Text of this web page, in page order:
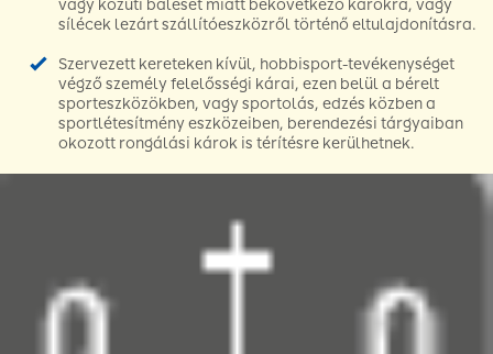
vagy közúti baleset miatt bekövetkező károkra, vagy
sílécek lezárt szállítóeszközről történő eltulajdonításra.
Szervezett kereteken kívül, hobbisport-tevékenységet
végző személy felelősségi kárai, ezen belül a bérelt
sporteszközökben, vagy sportolás, edzés közben a
sportlétesítmény eszközeiben, berendezési tárgyaiban
okozott rongálási károk is térítésre kerülhetnek.